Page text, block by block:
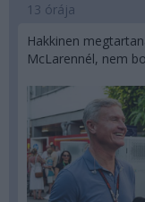
13 órája
Hakkinen
McLarennél, nem